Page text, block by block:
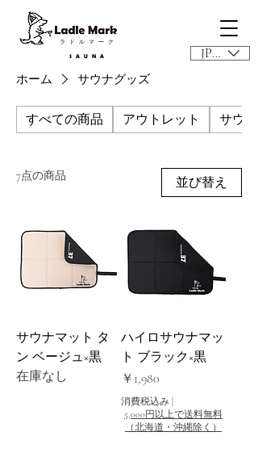
​ラドルマーク
SAUNA JPY (¥)
ホーム サウナグッズ
すべての商品 アウトレット サウ
7点の商品 並び替え
サウナマット タ
ン ベージュ×黒
在庫なし
ハイロサウナマッ
ト ブラック×黒
価格
￥1,980
消費税込み
5,000円以上で送料無料
（北海道・沖縄除く）